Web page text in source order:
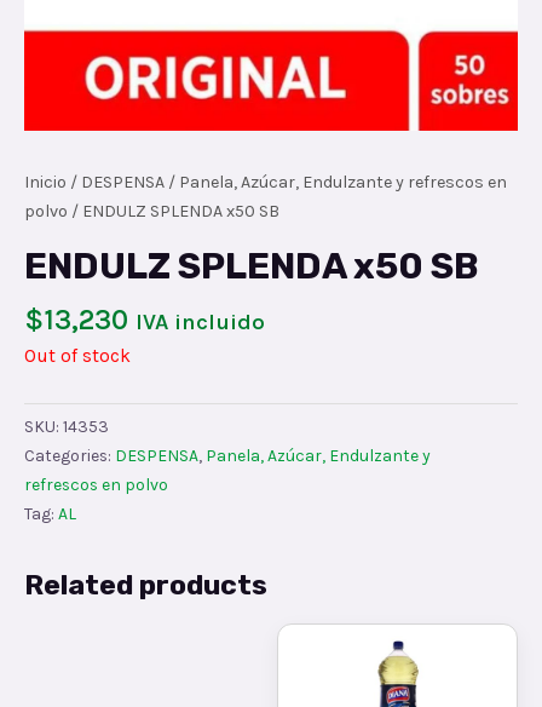
Inicio / DESPENSA / Panela, Azúcar, Endulzante y refrescos en
polvo / ENDULZ SPLENDA x50 SB
ENDULZ SPLENDA x50 SB
$13,230 IVA incluido
Out of stock
SKU: 14353
Categories: DESPENSA, Panela, Azúcar, Endulzante y
refrescos en polvo
Tag: AL
Related products